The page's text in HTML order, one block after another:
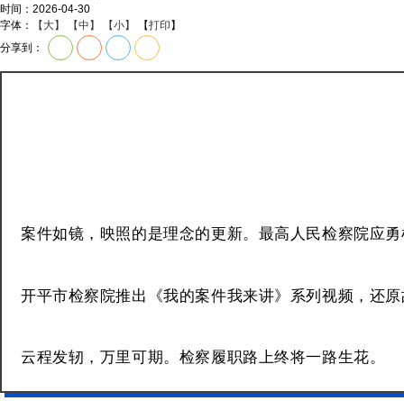
时间：2026-04-30
字体：
【大】 【中】 【小】 【打印 】
分享到：
案件如镜，映照的是理念的更新。最高人民检察院应勇
开平市检察院推出《我的案件我来讲》系列视频，还
云程发轫，万里可期。检察履职路上终将一路生花。